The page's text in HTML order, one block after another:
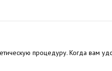
процедуру. Когда вам